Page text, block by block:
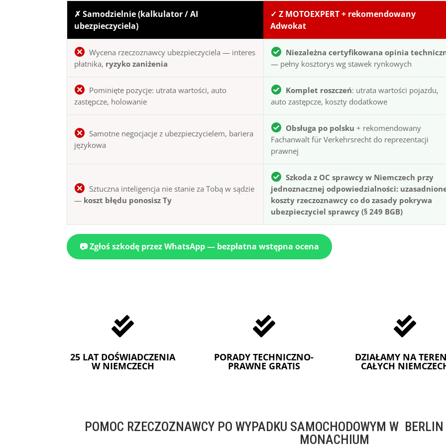
✗ Samodzielnie (kalkulator / AI
ubezpieczyciela)
✓ Z MOTOEXPERT + rekomendowany
Adwokat
Wycena rzeczoznawcy ubezpieczyciela — interes
płatnika, ryzyko zaniżenia
Niezależna certyfikowana opinia
— pełny kosztorys wg stawek rynkowych
Pominięte pozycje: utrata wartości, auto
zastępcze, holowanie
Komplet roszczeń: utrata wartości pojazdu,
auto zastępcze, koszty dodatkowe
Samotne negocjacje z ubezpieczycielem, bariera
językowa
Obsługa po polsku + rekomendowany
Fachanwalt für Verkehrsrecht do reprezentacji
prawnej
Sztuczna inteligencja nie stanie za Tobą w sądzie
— koszt błędu ponosisz Ty
Szkoda z OC sprawcy w Niemczech przy
jednoznacznej odpowiedzialności:
koszty rzeczoznawcy co do zasady pokrywa
ubezpieczyciel sprawcy (§ 249 BGB)
📷 Zgłoś szkodę przez WhatsApp — bezpłatna wstępna ocena

25 LAT DOŚWIADCZENIA
W NIEMCZECH

PORADY TECHNICZNO-
PRAWNE GRATIS

DZIAŁAMY NA
CAŁYCH
POMOC RZECZOZNAWCY PO WYPADKU SAMOCHODOWYM W
MONACHIUM